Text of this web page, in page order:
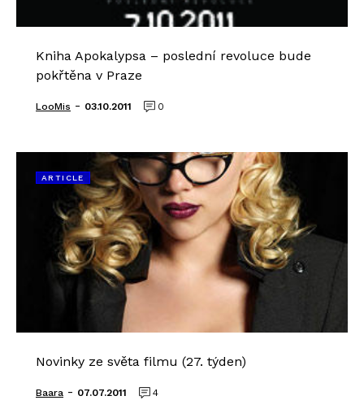
Kniha Apokalypsa – poslední revoluce bude
pokřtěna v Praze
LooMis - 03.10.2011 0
ARTICLE
Novinky ze světa filmu (27. týden)
Baara - 07.07.2011 4